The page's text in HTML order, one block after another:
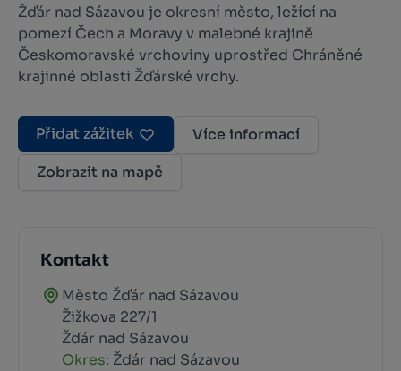
Žďár nad Sázavou je okresní město, ležící na
pomezí Čech a Moravy v malebné krajině
Českomoravské vrchoviny uprostřed Chráněné
krajinné oblasti Žďárské vrchy.
Přidat zážitek
Více informací
Zobrazit na mapě
Kontakt
Město Žďár nad Sázavou
Žižkova 227/1
Žďár nad Sázavou
Okres: Žďár nad Sázavou